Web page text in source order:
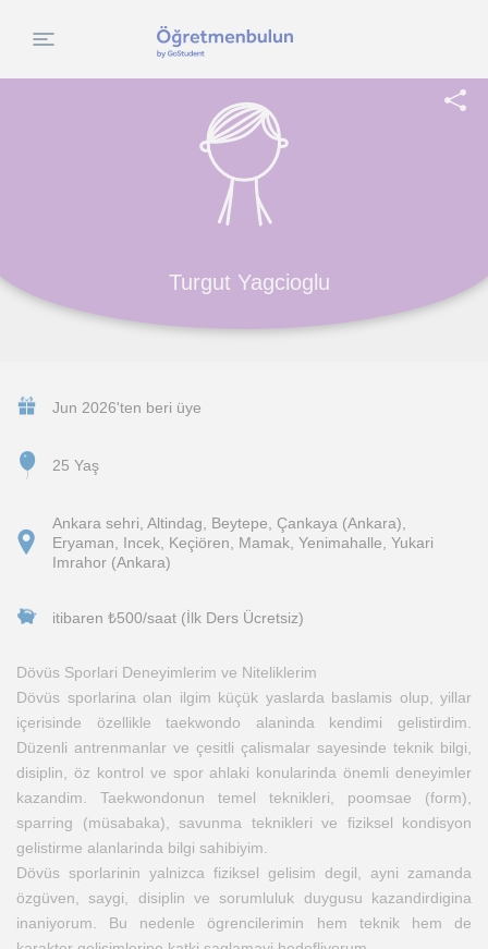
Turgut Yagcioglu
Jun 2026'ten beri üye
25 Yaş
Ankara sehri, Altindag, Beytepe, Çankaya (Ankara),
Eryaman, Incek, Keçiören, Mamak, Yenimahalle, Yukari
Imrahor (Ankara)
itibaren ₺500/saat (İlk Ders Ücretsiz)
Dövüs Sporlari Deneyimlerim ve Niteliklerim
Dövüs sporlarina olan ilgim küçük yaslarda baslamis olup, yillar
içerisinde özellikle taekwondo alaninda kendimi gelistirdim.
Düzenli antrenmanlar ve çesitli çalismalar sayesinde teknik bilgi,
disiplin, öz kontrol ve spor ahlaki konularinda önemli deneyimler
kazandim. Taekwondonun temel teknikleri, poomsae (form),
sparring (müsabaka), savunma teknikleri ve fiziksel kondisyon
gelistirme alanlarinda bilgi sahibiyim.
Dövüs sporlarinin yalnizca fiziksel gelisim degil, ayni zamanda
özgüven, saygi, disiplin ve sorumluluk duygusu kazandirdigina
inaniyorum. Bu nedenle ögrencilerimin hem teknik hem de